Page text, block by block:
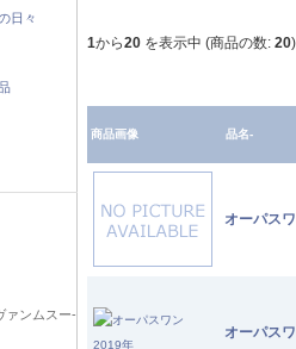
日々
ァンムスー-
1から20 を表示中 (商品の数: 20)
商品画像 品名-
オーパス
オーパス